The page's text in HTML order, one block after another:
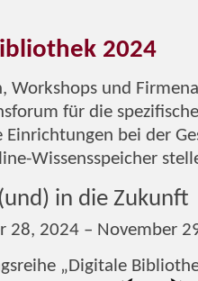
2024
Workshops und
für die
Einrichtungen bei der
Wissensspeicher
in die Zukunft
28, 2024 – November
„Digitale